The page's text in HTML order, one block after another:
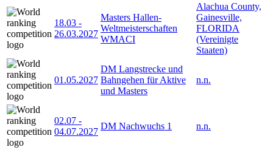
18.03 -
26.03.2027
Masters Hallen-
Weltmeisterschaften
WMACI
Alachua County,
Gainesville,
FLORIDA
(Vereinigte
Staaten)
01.05.2027
DM Langstrecke und
Bahngehen für Aktive
und Masters
n.n.
02.07 -
04.07.2027
DM Nachwuchs 1 n.n.